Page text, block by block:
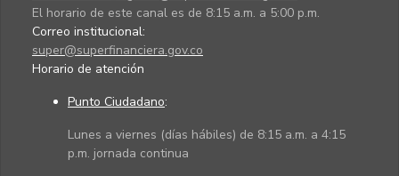
El horario de este canal es de 8:15 a.m. a 5:00 p.m.
Correo institucional:
super@superfinanciera.gov.co
Horario de atención
Punto Ciudadano:
Lunes a viernes (días hábiles) de 8:15 a.m. a 4:15
p.m. jornada continua